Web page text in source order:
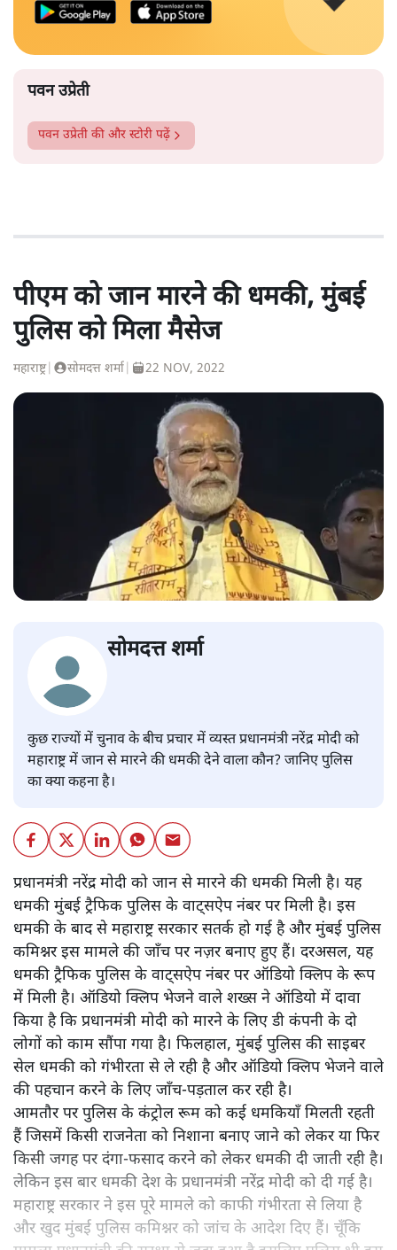
पवन उप्रेती
पवन उप्रेती की और स्टोरी पढ़ें
पीएम को जान मारने की धमकी, मुंबई
पुलिस को मिला मैसेज
महाराष्ट्र| सोमदत्त शर्मा 22 NOV, 2022
सोमदत्त शर्मा
कुछ राज्यों में चुनाव के बीच प्रचार में व्यस्त प्रधानमंत्री नरेंद्र मोदी को
महाराष्ट्र में जान से मारने की धमकी देने वाला कौन? जानिए पुलिस
का क्या कहना है।
प्रधानमंत्री नरेंद्र मोदी को जान से मारने की धमकी मिली है। यह
धमकी मुंबई ट्रैफिक पुलिस के वाट्सऐप नंबर पर मिली है। इस
धमकी के बाद से महाराष्ट्र सरकार सतर्क हो गई है और मुंबई पुलिस
कमिश्नर इस मामले की जाँच पर नज़र बनाए हुए हैं। दरअसल, यह
धमकी ट्रैफिक पुलिस के वाट्सऐप नंबर पर ऑडियो क्लिप के रूप
में मिली है। ऑडियो क्लिप भेजने वाले शख्स ने ऑडियो में दावा
किया है कि प्रधानमंत्री मोदी को मारने के लिए डी कंपनी के दो
लोगों को काम सौंपा गया है। फिलहाल, मुंबई पुलिस की साइबर
सेल धमकी को गंभीरता से ले रही है और ऑडियो क्लिप भेजने वाले
की पहचान करने के लिए जाँच-पड़ताल कर रही है।
आमतौर पर पुलिस के कंट्रोल रूम को कई धमकियाँ मिलती रहती
हैं जिसमें किसी राजनेता को निशाना बनाए जाने को लेकर या फिर
किसी जगह पर दंगा-फसाद करने को लेकर धमकी दी जाती रही है।
लेकिन इस बार धमकी देश के प्रधानमंत्री नरेंद्र मोदी को दी गई है।
महाराष्ट्र सरकार ने इस पूरे मामले को काफी गंभीरता से लिया है
और खुद मुंबई पुलिस कमिश्नर को जांच के आदेश दिए हैं। चूँकि